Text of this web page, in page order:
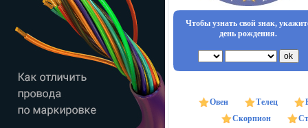
Чтобы узнать свой знак,
день рождения.
Овен Телец
Скорпион